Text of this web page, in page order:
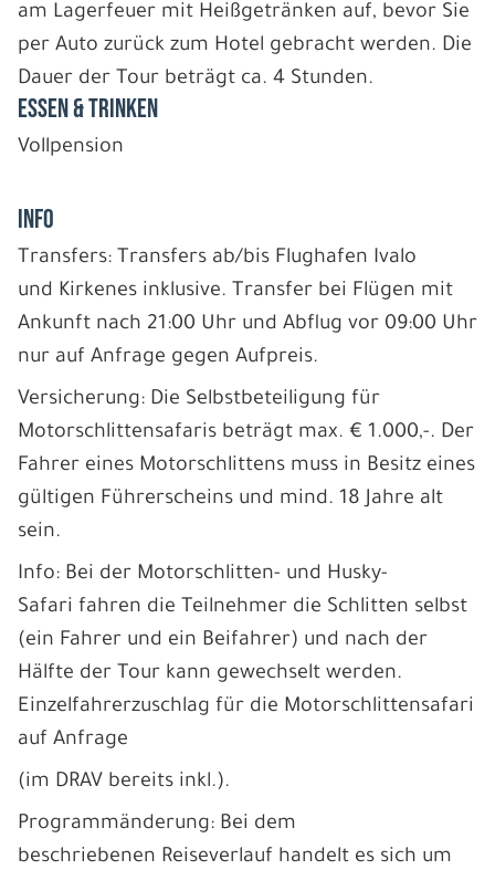
am Lagerfeuer mit Heißgetränken auf, bevor Sie
per Auto zurück zum Hotel gebracht werden. Die
Dauer der Tour beträgt ca. 4 Stunden.
ESSEN & TRINKEN
Vollpension
INFO
Transfers: Transfers ab/bis Flughafen Ivalo
und Kirkenes inklusive. Transfer bei Flügen mit
Ankunft nach 21:00 Uhr und Abflug vor 09:00 Uhr
nur auf Anfrage gegen Aufpreis.
Versicherung: Die Selbstbeteiligung für
Motorschlittensafaris beträgt max. € 1.000,-. Der
Fahrer eines Motorschlittens muss in Besitz eines
gültigen Führerscheins und mind. 18 Jahre alt
sein.
Info: Bei der Motorschlitten- und Husky-
Safari fahren die Teilnehmer die Schlitten selbst
(ein Fahrer und ein Beifahrer) und nach der
Hälfte der Tour kann gewechselt werden.
Einzelfahrerzuschlag für die Motorschlittensafari
auf Anfrage
(im DRAV bereits inkl.).
Programmänderung: Bei dem
beschriebenen Reiseverlauf handelt es sich um